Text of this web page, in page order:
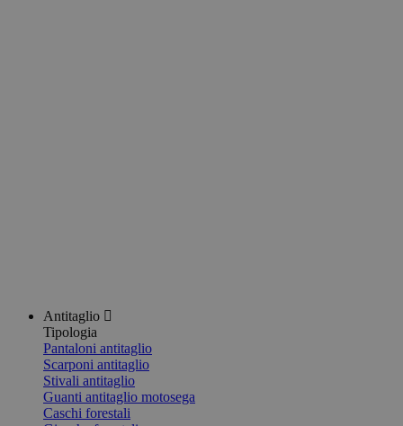
Antitaglio
Tipologia
Pantaloni antitaglio
Scarponi antitaglio
Stivali antitaglio
Guanti antitaglio motosega
Caschi forestali